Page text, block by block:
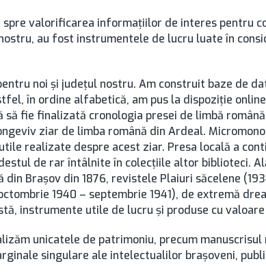
valorificarea informațiilor de interes pentru
au fost instrumentele de lucru luate în
noi și județul nostru. Am construit baze de
în ordine alfabetică, am pus la dispoziție
să fie finalizată cronologia presei de limbă
ziar de limba română din Ardeal.
realizate despre acest ziar. Presa locală a
de rar întâlnite în colecțiile altor biblioteci.
Brașov din 1876, revistele Plaiuri săcelene
1940 – septembrie 1941), de extremă
instrumente utile de lucru și produse cu
unicatele de patrimoniu, precum
singulare ale intelectualilor brașoveni,